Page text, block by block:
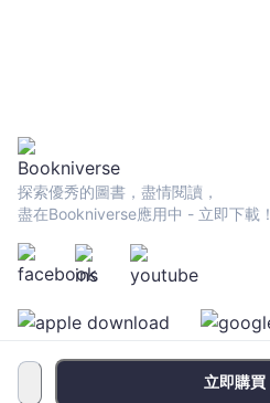
立即購買
探索優秀的圖書，盡情閱讀，
盡在Bookniverse應用中 - 立即下載！